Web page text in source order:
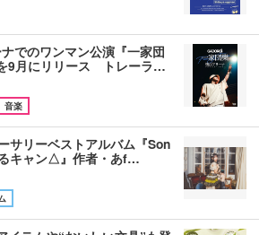
でのワンマン公演『一家団
9月にリリース トレーラ…
音楽
サリーベストアルバム『Son
キャン△』作者・あf…